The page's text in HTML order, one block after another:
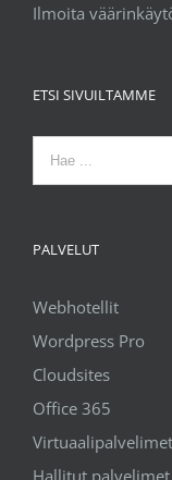
Ilmoita
ETSI SIVUILTAMME
Etsi
...
PALVELUT
Webhotellit
Wordpress Pro
Cloudsites
Office 365
Virtuaalipalvelimet